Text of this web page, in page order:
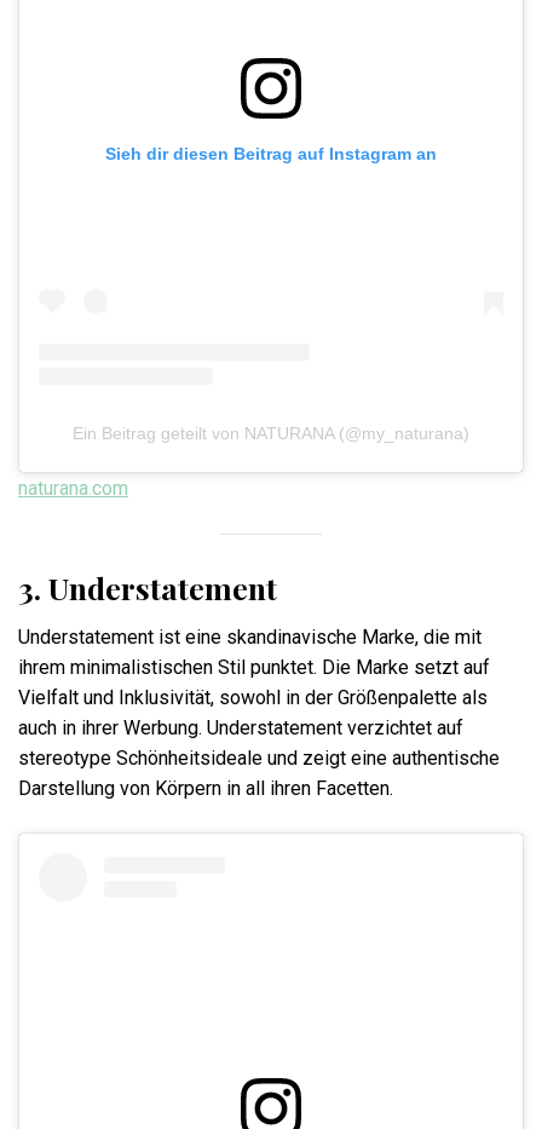
Sieh dir diesen Beitrag auf Instagram an
Ein Beitrag geteilt von NATURANA (@my_naturana)
naturana.com
3. Understatement
Understatement ist eine skandinavische Marke, die mit
ihrem minimalistischen Stil punktet. Die Marke setzt auf
Vielfalt und Inklusivität, sowohl in der Größenpalette als
auch in ihrer Werbung. Understatement verzichtet auf
stereotype Schönheitsideale und zeigt eine authentische
Darstellung von Körpern in all ihren Facetten.